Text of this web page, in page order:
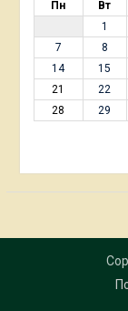
Пн Вт
1
7
8
14
15
21
22
28
29